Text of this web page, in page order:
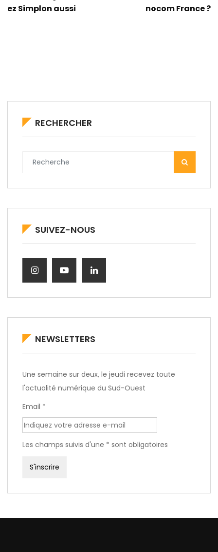
ez Simplon aussi
nocom France ?
RECHERCHER
SUIVEZ-NOUS
NEWSLETTERS
Une semaine sur deux, le jeudi recevez toute
l'actualité numérique du Sud-Ouest
Email *
Les champs suivis d'une * sont obligatoires